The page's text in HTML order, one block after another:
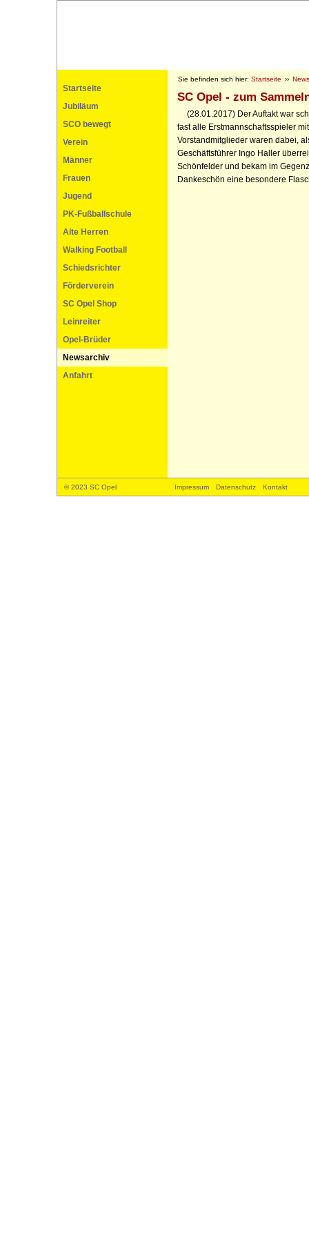
Startseite
Jubiläum
SCO bewegt
Verein
Männer
Frauen
Jugend
PK-Fußballschule
Alte Herren
Walking Football
Schiedsrichter
Förderverein
SC Opel Shop
Leinreiter
Opel-Brüder
Newsarchiv
Anfahrt
Sie befinden sich hier: Startseite ››
SC Opel - zum
(28.01.2017) Der Auftakt war
fast alle Erstmannschaftsspieler
Vorstandmitglieder waren dabei,
Geschäftsführer Ingo Haller
Schönfelder und bekam im
Dankeschön eine besondere
© 2023 SC Opel Impressum Datenschutz Kontakt